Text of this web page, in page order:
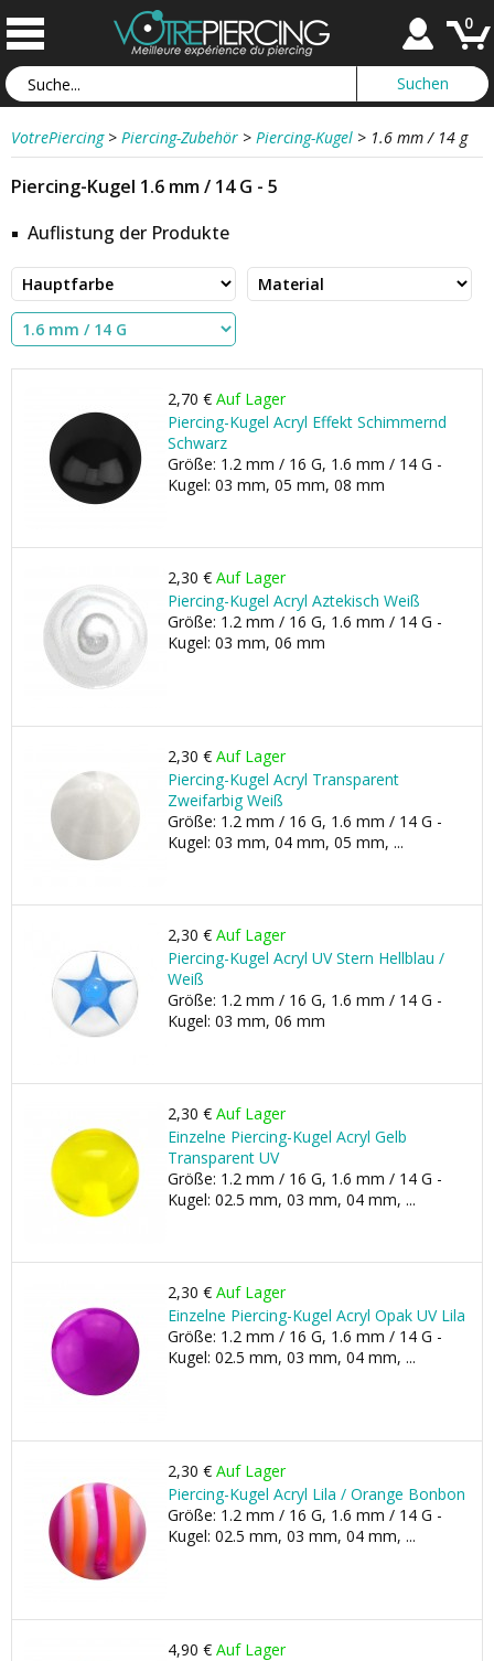
0
VotrePiercing > Piercing-Zubehör > Piercing-Kugel > 1.6 mm / 14 g
Piercing-Kugel 1.6 mm / 14 G - 5
Auflistung der Produkte
2,70 € Auf Lager
Piercing-Kugel Acryl Effekt Schimmernd
Schwarz
Größe: 1.2 mm / 16 G, 1.6 mm / 14 G -
Kugel: 03 mm, 05 mm, 08 mm
2,30 € Auf Lager
Piercing-Kugel Acryl Aztekisch Weiß
Größe: 1.2 mm / 16 G, 1.6 mm / 14 G -
Kugel: 03 mm, 06 mm
2,30 € Auf Lager
Piercing-Kugel Acryl Transparent
Zweifarbig Weiß
Größe: 1.2 mm / 16 G, 1.6 mm / 14 G -
Kugel: 03 mm, 04 mm, 05 mm, ...
2,30 € Auf Lager
Piercing-Kugel Acryl UV Stern Hellblau /
Weiß
Größe: 1.2 mm / 16 G, 1.6 mm / 14 G -
Kugel: 03 mm, 06 mm
2,30 € Auf Lager
Einzelne Piercing-Kugel Acryl Gelb
Transparent UV
Größe: 1.2 mm / 16 G, 1.6 mm / 14 G -
Kugel: 02.5 mm, 03 mm, 04 mm, ...
2,30 € Auf Lager
Einzelne Piercing-Kugel Acryl Opak UV Lila
Größe: 1.2 mm / 16 G, 1.6 mm / 14 G -
Kugel: 02.5 mm, 03 mm, 04 mm, ...
2,30 € Auf Lager
Piercing-Kugel Acryl Lila / Orange Bonbon
Größe: 1.2 mm / 16 G, 1.6 mm / 14 G -
Kugel: 02.5 mm, 03 mm, 04 mm, ...
4,90 € Auf Lager